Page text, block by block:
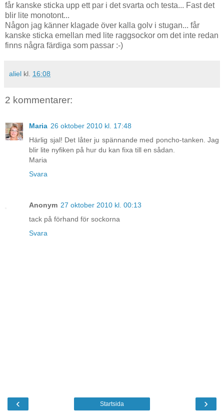
får kanske sticka upp ett par i det svarta och testa... Fast det
blir lite monotont...
Någon jag känner klagade över kalla golv i stugan... får
kanske sticka emellan med lite raggsockor om det inte redan
finns några färdiga som passar :-)
aliel kl. 16:08
2 kommentarer:
Maria 26 oktober 2010 kl. 17:48
Härlig sjal! Det låter ju spännande med poncho-tanken. Jag
blir lite nyfiken på hur du kan fixa till en sådan.
Maria
Svara
Anonym 27 oktober 2010 kl. 00:13
tack på förhand för sockorna
Svara
‹ ›
Startsida